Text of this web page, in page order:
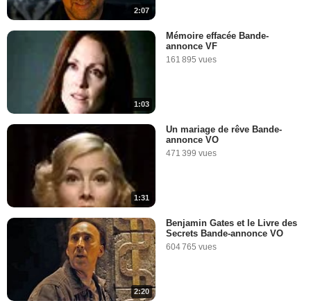
2:07
1:03
Mémoire effacée Bande-
annonce VF
161 895 vues
1:31
Un mariage de rêve Bande-
annonce VO
471 399 vues
2:20
Benjamin Gates et le Livre des
Secrets Bande-annonce VO
604 765 vues